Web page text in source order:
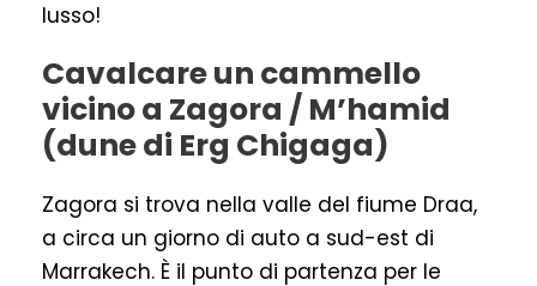
lusso!
Cavalcare un cammello
vicino a Zagora / M’hamid
(dune di Erg Chigaga)
Zagora si trova nella valle del fiume Draa,
a circa un giorno di auto a sud-est di
Marrakech. È il punto di partenza per le